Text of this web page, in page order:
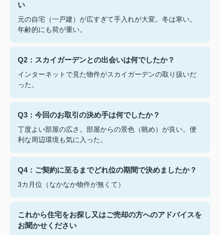
い
元の自宅（一戸建）が広すぎて手入れが大変。冬は寒い。
年齢的にも荷が重い。
Q2：スカイガーデンとの出会いは何でしたか？
インターネットで見た物件がスカイガーデンの取り扱いだ
った。
Q3：今回のお取引の決め手は何でしたか？
丁度よい部屋の広さ。部屋からの景色（眺め）が良い。便
利な周辺環境も気に入った。
Q4：ご契約に至るまでどれ位の期間で決めましたか？
3カ月位（なかなか物件が無くて）
これから住宅をお探し又はご売却の方へのアドバイスを
お聞かせください